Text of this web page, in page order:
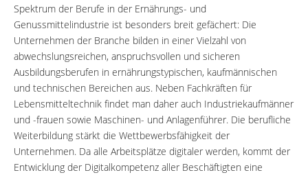
Spektrum der Berufe in der Ernährungs- und
Genussmittelindustrie ist besonders breit gefächert: Die
Unternehmen der Branche bilden in einer Vielzahl von
abwechslungsreichen, anspruchsvollen und sicheren
Ausbildungsberufen in ernährungstypischen, kaufmännischen
und technischen Bereichen aus. Neben Fachkräften für
Lebensmitteltechnik findet man daher auch Industriekaufmänner
und -frauen sowie Maschinen- und Anlagenführer. Die berufliche
Weiterbildung stärkt die Wettbewerbsfähigkeit der
Unternehmen. Da alle Arbeitsplätze digitaler werden, kommt der
Entwicklung der Digitalkompetenz aller Beschäftigten eine